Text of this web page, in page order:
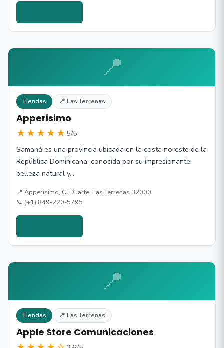
📍
Tiendas 📍 Las Terrenas
Apperisimo
★★★★★ 5/5
Samaná es una provincia ubicada en la costa noreste de la
República Dominicana, conocida por su impresionante
belleza natural y…
📍 Apperisimo, C. Duarte, Las Terrenas 32000
📞 (+1) 849-220-5795
📍
Tiendas 📍 Las Terrenas
Apple Store Comunicaciones